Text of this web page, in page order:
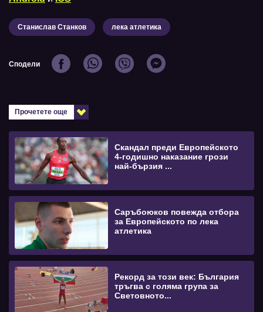
Станислав Станков лека атлетика
Сподели
Прочетете още
Скандал преди Европейското
4-годишно наказание грози
най-бързия ...
Саръбоюков повежда отбора
за Европейското по лека
атлетика
Рекорд за този век: България
тръгва с голяма група за
Световното...